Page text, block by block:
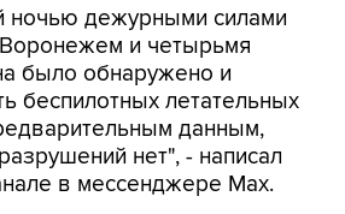
ночью дежурными силами
и четырьмя
было обнаружено и
беспилотных летательных
данным,
нет", - написал
в мессенджере Max.